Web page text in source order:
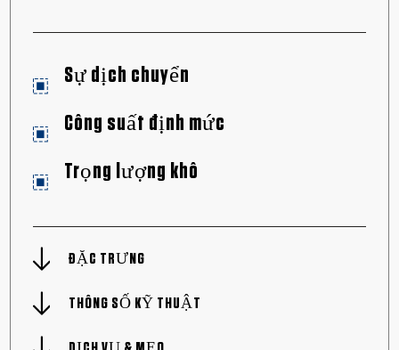
Sự dịch chuyển
Công suất định mức
Trọng lượng khô
ĐẶC TRƯNG
THÔNG SỐ KỸ THUẬT